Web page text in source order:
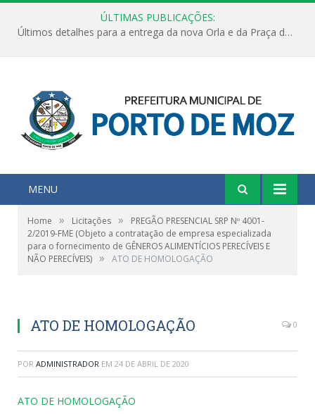
ÚLTIMAS PUBLICAÇÕES:
Últimos detalhes para a entrega da nova Orla e da Praça do Praião
MENU
Home » Licitações »
PREGÃO PRESENCIAL SRP Nº 4001-
2/2019-FME (Objeto a contratação de empresa especializada
para o fornecimento de GÊNEROS ALIMENTÍCIOS PERECÍVEIS E
NÃO PERECÍVEIS) » ATO DE HOMOLOGAÇÃO
ATO DE HOMOLOGAÇÃO 0
POR ADMINISTRADOR EM 24 DE ABRIL DE 2020
ATO DE HOMOLOGAÇÃO